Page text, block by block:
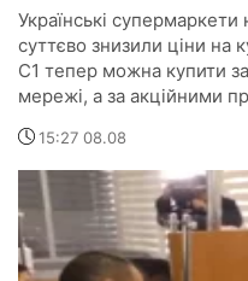
Українські
суттєво знизили ціни на
С1 тепер можна купити
мережі, а за акційними
15:27 08.08